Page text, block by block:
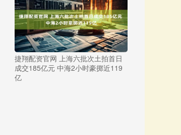
捷翔配资官网 上海六批次土拍首日
成交185亿元 中海2小时豪掷近119
亿